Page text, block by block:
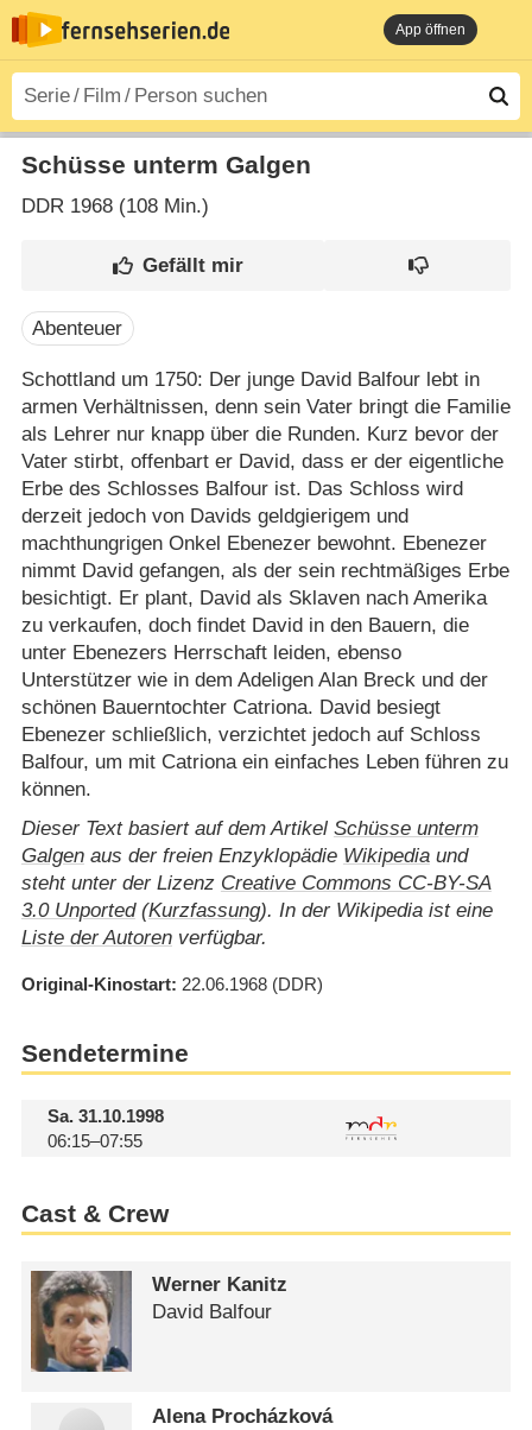
App öffnen
Schüsse unterm Galgen
DDR1968 (108 Min.)
Abenteuer
Schottland um 1750: Der junge David Balfour lebt in
armen Verhältnissen, denn sein Vater bringt die Familie
als Lehrer nur knapp über die Runden. Kurz bevor der
Vater stirbt, offenbart er David, dass er der eigentliche
Erbe des Schlosses Balfour ist. Das Schloss wird
derzeit jedoch von Davids geldgierigem und
machthungrigen Onkel Ebenezer bewohnt. Ebenezer
nimmt David gefangen, als der sein rechtmäßiges Erbe
besichtigt. Er plant, David als Sklaven nach Amerika
zu verkaufen, doch findet David in den Bauern, die
unter Ebenezers Herrschaft leiden, ebenso
Unterstützer wie in dem Adeligen Alan Breck und der
schönen Bauerntochter Catriona. David besiegt
Ebenezer schließlich, verzichtet jedoch auf Schloss
Balfour, um mit Catriona ein einfaches Leben führen zu
können.
Dieser Text basiert auf dem Artikel Schüsse unterm
Galgenaus der freien Enzyklopädie Wikipediaund
steht unter der Lizenz Creative Commons CC-BY-SA
3.0 Unported(Kurzfassung). In der Wikipedia ist eine
Liste der Autorenverfügbar.
Original-Kinostart 22.06.1968 (DDR)
Sendetermine
Sa.31.10.1998
06:15–07:55
Cast & Crew
Werner Kanitz
David Balfour
Alena Procházková